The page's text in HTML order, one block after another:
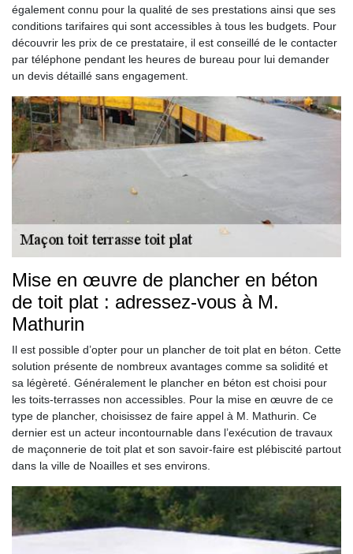
également connu pour la qualité de ses prestations ainsi que ses
conditions tarifaires qui sont accessibles à tous les budgets. Pour
découvrir les prix de ce prestataire, il est conseillé de le contacter
par téléphone pendant les heures de bureau pour lui demander
un devis détaillé sans engagement.
Mise en œuvre de plancher en béton
de toit plat : adressez-vous à M.
Mathurin
Il est possible d’opter pour un plancher de toit plat en béton. Cette
solution présente de nombreux avantages comme sa solidité et
sa légèreté. Généralement le plancher en béton est choisi pour
les toits-terrasses non accessibles. Pour la mise en œuvre de ce
type de plancher, choisissez de faire appel à M. Mathurin. Ce
dernier est un acteur incontournable dans l’exécution de travaux
de maçonnerie de toit plat et son savoir-faire est plébiscité partout
dans la ville de Noailles et ses environs.